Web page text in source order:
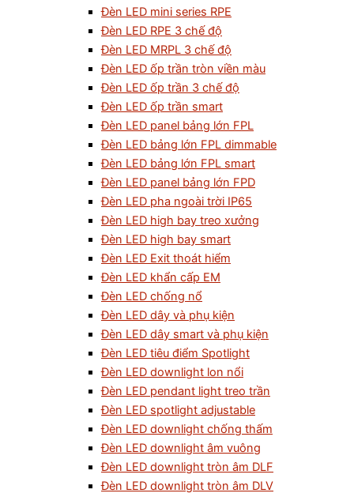
Đèn LED mini series RPE
Đèn LED RPE 3 chế độ
Đèn LED MRPL 3 chế độ
Đèn LED ốp trần tròn viền màu
Đèn LED ốp trần 3 chế độ
Đèn LED ốp trần smart
Đèn LED panel bảng lớn FPL
Đèn LED bảng lớn FPL dimmable
Đèn LED bảng lớn FPL smart
Đèn LED panel bảng lớn FPD
Đèn LED pha ngoài trời IP65
Đèn LED high bay treo xưởng
Đèn LED high bay smart
Đèn LED Exit thoát hiểm
Đèn LED khẩn cấp EM
Đèn LED chống nổ
Đèn LED dây và phụ kiện
Đèn LED dây smart và phụ kiện
Đèn LED tiêu điểm Spotlight
Đèn LED downlight lon nổi
Đèn LED pendant light treo trần
Đèn LED spotlight adjustable
Đèn LED downlight chống thấm
Đèn LED downlight âm vuông
Đèn LED downlight tròn âm DLF
Đèn LED downlight tròn âm DLV